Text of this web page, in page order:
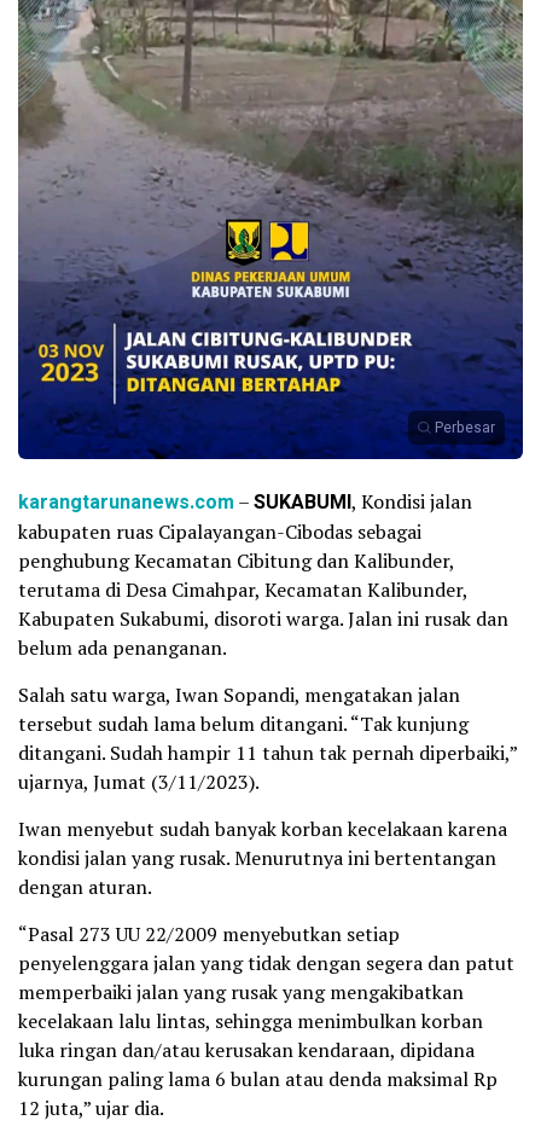
Perbesar
karangtarunanews.com –SUKABUMI, Kondisi jalan
kabupaten ruas Cipalayangan-Cibodas sebagai
penghubung Kecamatan Cibitung dan Kalibunder,
terutama di Desa Cimahpar, Kecamatan Kalibunder,
Kabupaten Sukabumi, disoroti warga. Jalan ini rusak dan
belum ada penanganan.
Salah satu warga, Iwan Sopandi, mengatakan jalan
tersebut sudah lama belum ditangani. “Tak kunjung
ditangani. Sudah hampir 11 tahun tak pernah diperbaiki,”
ujarnya, Jumat (3/11/2023).
Iwan menyebut sudah banyak korban kecelakaan karena
kondisi jalan yang rusak. Menurutnya ini bertentangan
dengan aturan.
“Pasal 273 UU 22/2009 menyebutkan setiap
penyelenggara jalan yang tidak dengan segera dan patut
memperbaiki jalan yang rusak yang mengakibatkan
kecelakaan lalu lintas, sehingga menimbulkan korban
luka ringan dan/atau kerusakan kendaraan, dipidana
kurungan paling lama 6 bulan atau denda maksimal Rp
12 juta,” ujar dia.